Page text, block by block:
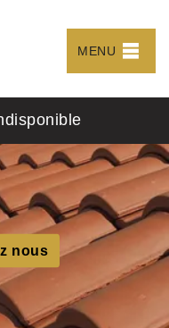
MENU
nous